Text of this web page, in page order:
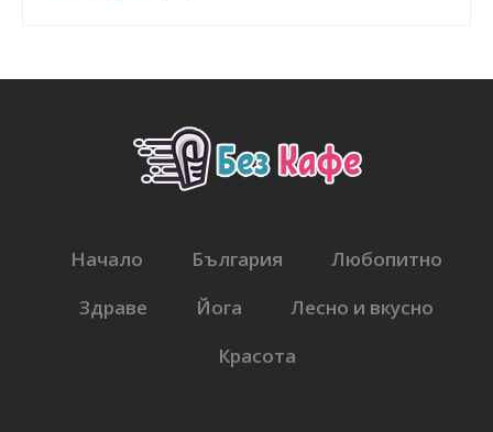
Начало България
Любопитно
Здраве
Йога
Лесно и вкусно
Красота